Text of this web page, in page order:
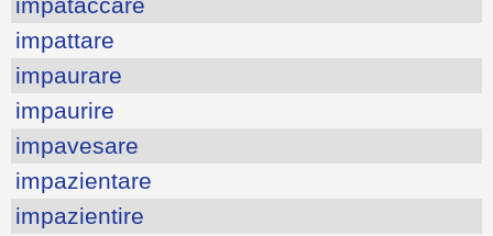
impattare
impaurare
impaurire
impavesare
impazientare
impazientire